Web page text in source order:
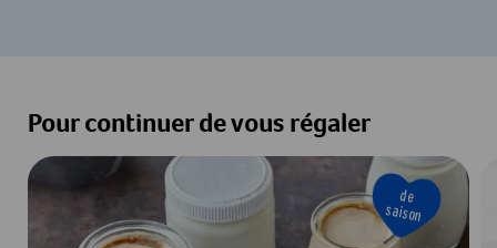
Pour continuer de vous régaler
de
saison